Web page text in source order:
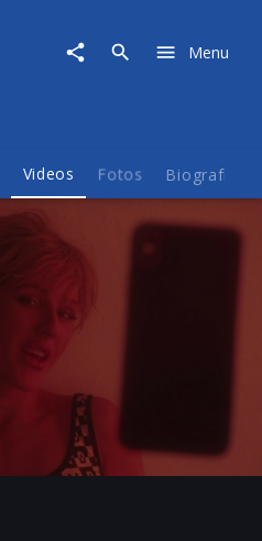
Menu
Videos Fotos Biografie
-03:24
Mute
Play